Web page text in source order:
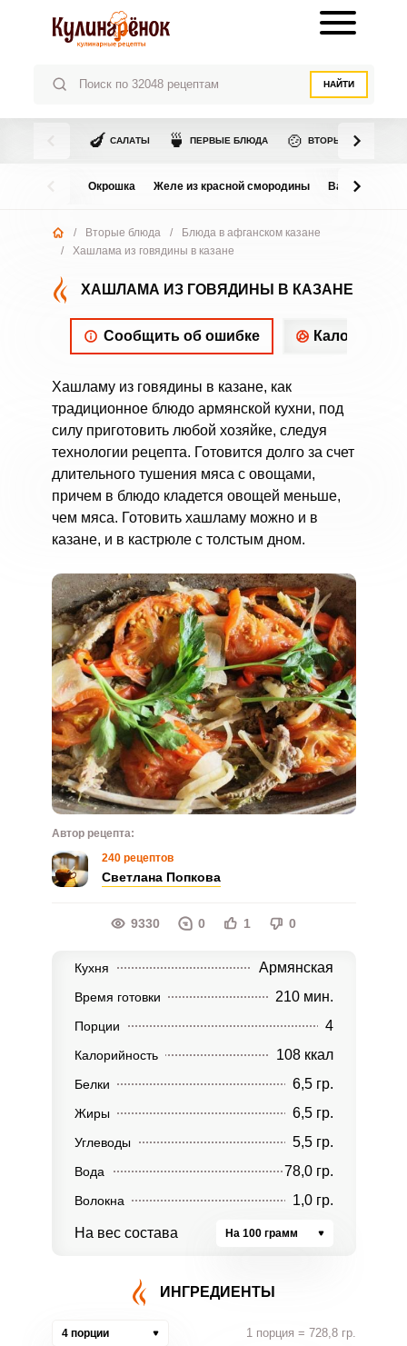
НАЙТИ
🍆 САЛАТЫ 🍵 ПЕРВЫЕ БЛЮДА 🍲 ВТОРЫЕ БЛЮДА
Окрошка Желе из красной смородины Варенье из
/ Вторые блюда /
Блюда в афганском казане
/
Хашлама из говядины в казане
ХАШЛАМА ИЗ ГОВЯДИНЫ В КАЗАНЕ
Сообщить об ошибке
Хашламу из говядины в казане, как
традиционное блюдо армянской кухни, под
силу приготовить любой хозяйке, следуя
технологии рецепта. Готовится долго за счет
длительного тушения мяса с овощами,
причем в блюдо кладется овощей меньше,
чем мяса. Готовить хашламу можно и в
казане, и в кастрюле с толстым дном.
Автор рецепта:
240 рецептов
Светлана Попкова
9330 0 1 0
Кухня Армянская
Время готовки 210 мин.
Порции 4
Калорийность 108 ккал
Белки 6,5 гр.
Жиры 6,5 гр.
Углеводы 5,5 гр.
Вода 78,0 гр.
Волокна 1,0 гр.
На вес состава На 100 грамм
ИНГРЕДИЕНТЫ
4 порции 1 порция = 728,8 гр.